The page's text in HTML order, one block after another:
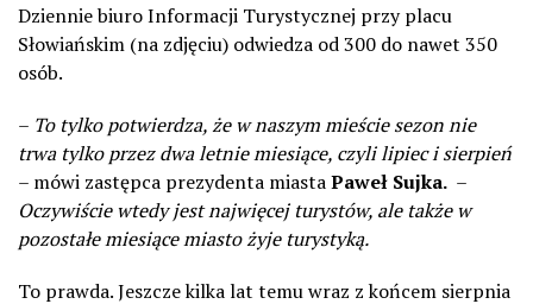
Dziennie biuro Informacji Turystycznej przy placu
Słowiańskim (na zdjęciu) odwiedza od 300 do nawet 350
osób.
– To tylko potwierdza, że w naszym mieście sezon nie
trwa tylko przez dwa letnie miesiące, czyli lipiec i sierpień
– mówi zastępca prezydenta miastaPaweł Sujka. –
Oczywiście wtedy jest najwięcej turystów, ale także w
pozostałe miesiące miasto żyje turystyką.
To prawda. Jeszcze kilka lat temu wraz z końcem sierpnia